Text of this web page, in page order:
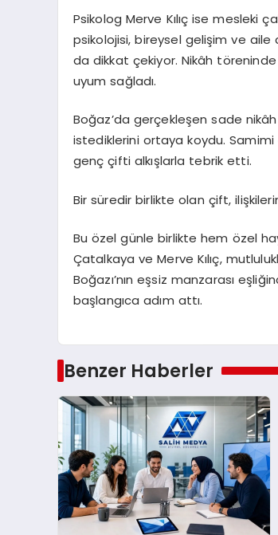
Psikolog Merve Kılıç ise mesleki
psikolojisi, bireysel gelişim ve aile
da dikkat çekiyor. Nikâh
uyum sağladı.
Boğaz’da gerçekleşen sade
istediklerini ortaya koydu. Samimi
genç çifti alkışlarla tebrik etti.
Bir süredir birlikte olan çift,
Bu özel günle birlikte hem özel
Çatalkaya ve Merve Kılıç,
Boğazı’nın eşsiz manzarası
başlangıca adım attı.
Benzer Haberler